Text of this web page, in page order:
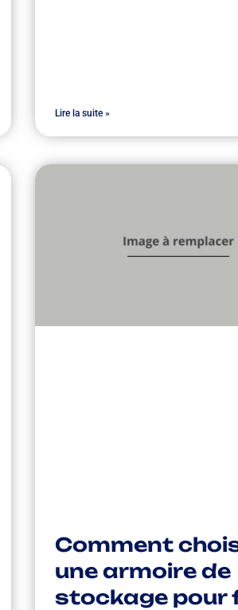
Lire la suite »
Comment
une armoire de
stockage pour